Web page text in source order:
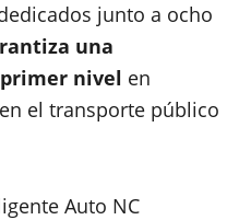
junto a ocho
una
nivel en
el transporte público
Auto NC